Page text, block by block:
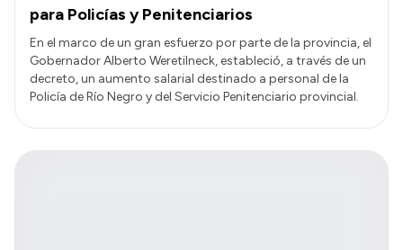
para Policías y Penitenciarios
En el marco de un gran esfuerzo por parte de la provincia, el
Gobernador Alberto Weretilneck, estableció, a través de un
decreto, un aumento salarial destinado a personal de la
Policía de Río Negro y del Servicio Penitenciario provincial.